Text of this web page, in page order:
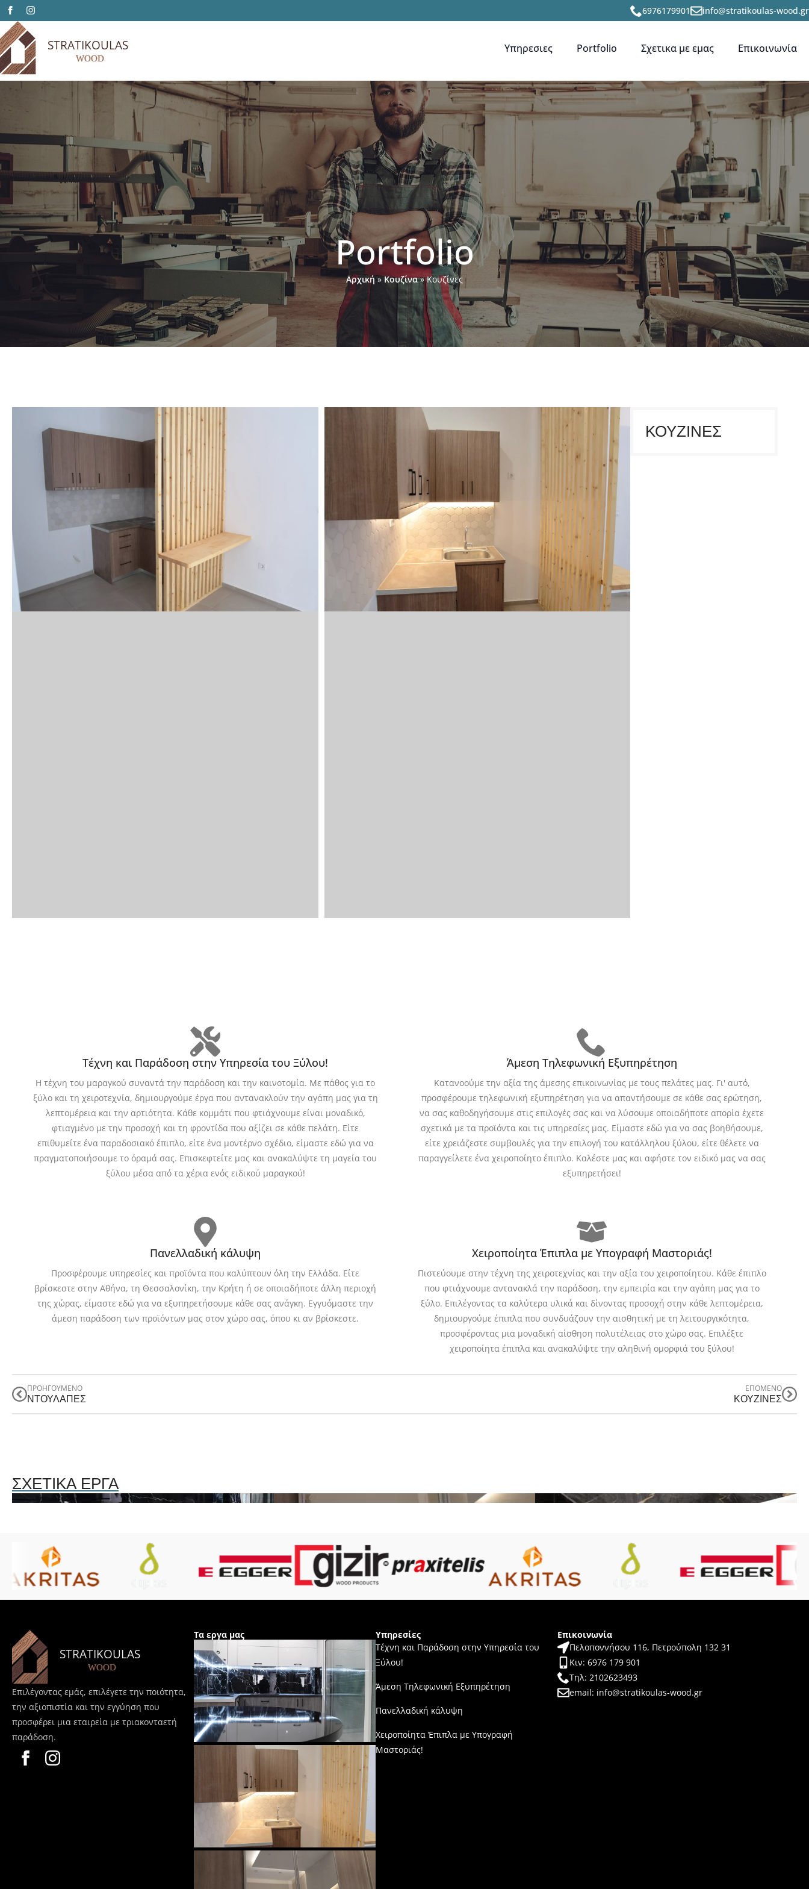
6976179901 info@stratikoulas-wood.gr
Υπηρεσιες Portfolio Σχετικα με εμας Επικοινωνία
Portfolio
Αρχική »Κουζίνα»Κουζίνες
ΚΟΥΖΊΝΕΣ
Τέχνη και Παράδοση στην Υπηρεσία του Ξύλου!
H τέχνη του μαραγκού συναντά την παράδοση και την καινοτομία. Με πάθος για το
ξύλο και τη χειροτεχνία, δημιουργούμε έργα που αντανακλούν την αγάπη μας για τη
λεπτομέρεια και την αρτιότητα. Κάθε κομμάτι που φτιάχνουμε είναι μοναδικό,
φτιαγμένο με την προσοχή και τη φροντίδα που αξίζει σε κάθε πελάτη. Είτε
επιθυμείτε ένα παραδοσιακό έπιπλο, είτε ένα μοντέρνο σχέδιο, είμαστε εδώ για να
πραγματοποιήσουμε το όραμά σας. Επισκεφτείτε μας και ανακαλύψτε τη μαγεία του
ξύλου μέσα από τα χέρια ενός ειδικού μαραγκού!
Άμεση Τηλεφωνική Εξυπηρέτηση
Κατανοούμε την αξία της άμεσης επικοινωνίας με τους πελάτες μας. Γι' αυτό,
προσφέρουμε τηλεφωνική εξυπηρέτηση για να απαντήσουμε σε κάθε σας ερώτηση,
να σας καθοδηγήσουμε στις επιλογές σας και να λύσουμε οποιαδήποτε απορία έχετε
σχετικά με τα προϊόντα και τις υπηρεσίες μας. Είμαστε εδώ για να σας βοηθήσουμε,
είτε χρειάζεστε συμβουλές για την επιλογή του κατάλληλου ξύλου, είτε θέλετε να
παραγγείλετε ένα χειροποίητο έπιπλο. Καλέστε μας και αφήστε τον ειδικό μας να σας
εξυπηρετήσει!
Πανελλαδική κάλυψη
Προσφέρουμε υπηρεσίες και προϊόντα που καλύπτουν όλη την Ελλάδα. Είτε
βρίσκεστε στην Αθήνα, τη Θεσσαλονίκη, την Κρήτη ή σε οποιαδήποτε άλλη περιοχή
της χώρας, είμαστε εδώ για να εξυπηρετήσουμε κάθε σας ανάγκη. Εγγυόμαστε την
άμεση παράδοση των προϊόντων μας στον χώρο σας, όπου κι αν βρίσκεστε.
Χειροποίητα Έπιπλα με Υπογραφή Μαστοριάς!
Πιστεύουμε στην τέχνη της χειροτεχνίας και την αξία του χειροποίητου. Κάθε έπιπλο
που φτιάχνουμε αντανακλά την παράδοση, την εμπειρία και την αγάπη μας για το
ξύλο. Επιλέγοντας τα καλύτερα υλικά και δίνοντας προσοχή στην κάθε λεπτομέρεια,
δημιουργούμε έπιπλα που συνδυάζουν την αισθητική με τη λειτουργικότητα,
προσφέροντας μια μοναδική αίσθηση πολυτέλειας στο χώρο σας. Επιλέξτε
χειροποίητα έπιπλα και ανακαλύψτε την αληθινή ομορφιά του ξύλου!
ΠΡΟΗΓΟΥΜΕΝΟ
ΝΤΟΥΛΑΠΕΣ
ΕΠΟΜΕΝΟ
ΚΟΥΖΊΝΕΣ
ΣΧΕΤΙΚΆ ΈΡΓΑ
Επιλέγοντας εμάς, επιλέγετε την ποιότητα,
την αξιοπιστία και την εγγύηση που
προσφέρει μια εταιρεία με τριακονταετή
παράδοση.
Τα εργα μας
Υπηρεσίες
Τέχνη και Παράδοση στην Υπηρεσία του
Ξύλου!
Άμεση Τηλεφωνική Εξυπηρέτηση
Πανελλαδική κάλυψη
Χειροποίητα Έπιπλα με Υπογραφή
Μαστοριάς!
Επικοινωνία
Πελοποννήσου 116, Πετρούπολη 132 31
Κιν: 6976 179 901
Τηλ: 2102623493
email: info@stratikoulas-wood.gr